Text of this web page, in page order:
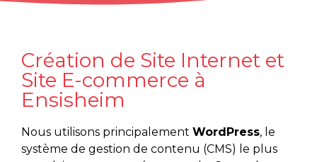
Création de Site Internet et
Site E-commerce à
Ensisheim
Nous utilisons principalement WordPress, le
système de gestion de contenu (CMS) le plus